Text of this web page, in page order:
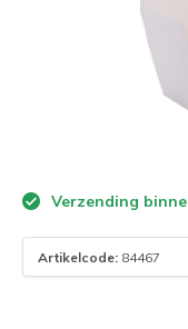
Verzending
Artikelcode: 84467